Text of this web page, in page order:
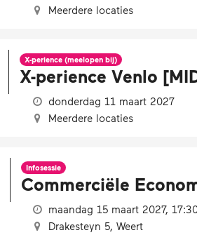
Meerdere locaties
X-perience (meelopen bij)
X-perience Venlo
donderdag 11 maart 2027
Meerdere locaties
Infosessie
Commerciële
maandag 15 maart 2027,
Drakesteyn 5, Weert